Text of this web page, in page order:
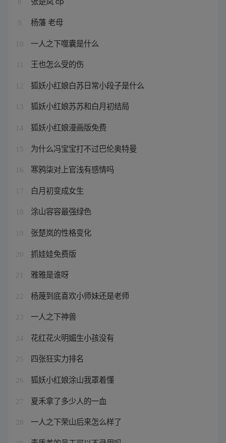
9 杨藩 老母
10 一人之下噬囊是什么
王也怎么受的伤
12 狐妖小红娘白苏日常小段子是什么
13 狐妖小红娘苏苏和白月初结局
14 狐妖小红娘漫画版免费
15 为什么冯宝宝打不过巴伦奥特曼
16 寒鸦柒对上官浅有感情吗
17 白月初变成女生
18 涂山容容最强绿色
19 张楚岚的性格变化
20 抓娃娃免费版
21 雅雅是谁呀
22 杨蔑到底喜欢小师妹还是老师
23 一人之下神兽
24 花红花火明媚生小孩没有
25 四张狂实力排名
26 狐妖小红娘涂山我罩着懂
27 夏禾拿了多少人的一血
28 一人之下荣山后来怎么样了